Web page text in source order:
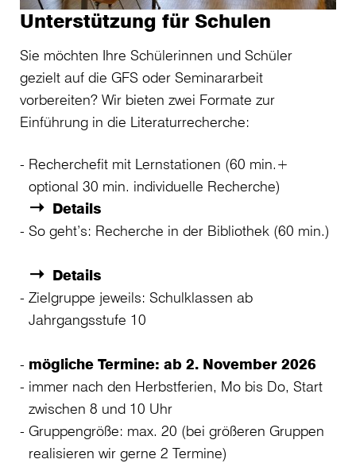
Unterstützung für Schulen
Sie möchten Ihre Schülerinnen und Schüler
gezielt auf die GFS oder Seminararbeit
vorbereiten? Wir bieten zwei Formate zur
Einführung in die Literaturrecherche:
Recherchefit mit Lernstationen (60 min.+
optional 30 min. individuelle Recherche)
Details
So geht’s: Recherche in der Bibliothek (60 min.)
Details
Zielgruppe jeweils: Schulklassen ab
Jahrgangsstufe 10
mögliche Termine: ab 2. November 2026
immer nach den Herbstferien, Mo bis Do, Start
zwischen 8 und 10 Uhr
Gruppengröße: max. 20 (bei größeren Gruppen
realisieren wir gerne 2 Termine)